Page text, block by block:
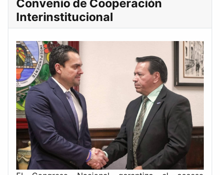
Convenio de Cooperación
Interinstitucional